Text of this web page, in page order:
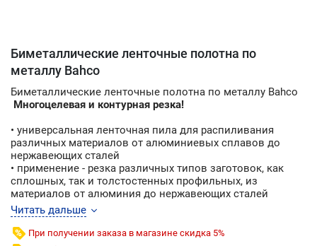
Биметаллические ленточные полотна по
металлу Bahco
Биметаллические ленточные полотна по металлу Bahco
Многоцелевая и контурная резка!
• универсальная ленточная пила для распиливания
различных материалов от алюминиевых сплавов до
нержавеющих сталей
• применение - резка различных типов заготовок, как
сплошных, так и толстостенных профильных, из
материалов от алюминия до нержавеющих сталей
• вершины зубьев из быстрорежущей стали М 42
обеспечивают тепло- и износоустойчивость и
долговечность полотна
Читать дальше
При получении заказа в магазине скидка 5%